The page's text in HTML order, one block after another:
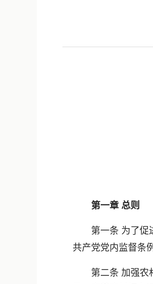
第一章 总则
第一条 为了促进
共产党党内监督条
第二条 加强农村